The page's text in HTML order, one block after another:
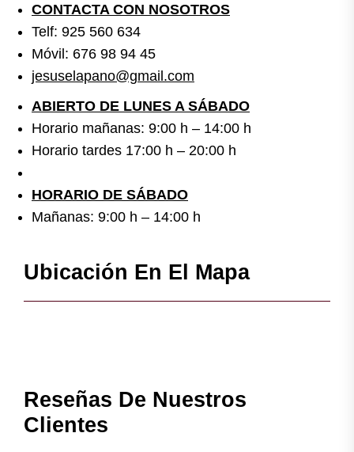
CONTACTA CON NOSOTROS
Telf: 925 560 634
Móvil: 676 98 94 45
jesuselapano@gmail.com
ABIERTO DE LUNES A SÁBADO
Horario mañanas: 9:00 h – 14:00 h
Horario tardes 17:00 h – 20:00 h
HORARIO DE SÁBADO
Mañanas: 9:00 h – 14:00 h
Ubicación En El Mapa
Reseñas De Nuestros
Clientes